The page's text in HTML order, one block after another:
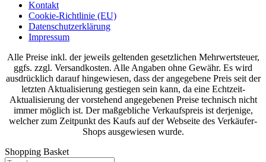
Kontakt
Cookie-Richtlinie (EU)
Datenschutzerklärung
Impressum
Alle Preise inkl. der jeweils geltenden gesetzlichen Mehrwertsteuer,
ggfs. zzgl. Versandkosten. Alle Angaben ohne Gewähr. Es wird
ausdrücklich darauf hingewiesen, dass der angegebene Preis seit der
letzten Aktualisierung gestiegen sein kann, da eine Echtzeit-
Aktualisierung der vorstehend angegebenen Preise technisch nicht
immer möglich ist. Der maßgebliche Verkaufspreis ist derjenige,
welcher zum Zeitpunkt des Kaufs auf der Webseite des Verkäufer-
Shops ausgewiesen wurde.
Shopping Basket